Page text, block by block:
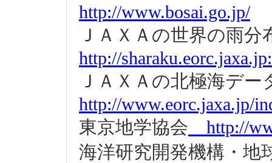
http://www.bosai.go.jp/
ＪＡＸＡの世界の雨
http://
ＪＡＸＡの北極海デー
http://www.eorc.jaxa.jp/
東京地学協会 http://
海洋研究開発機構・地